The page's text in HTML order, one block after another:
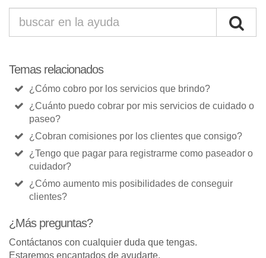
Temas relacionados
¿Cómo cobro por los servicios que brindo?
¿Cuánto puedo cobrar por mis servicios de cuidado o
paseo?
¿Cobran comisiones por los clientes que consigo?
¿Tengo que pagar para registrarme como paseador o
cuidador?
¿Cómo aumento mis posibilidades de conseguir
clientes?
¿Más preguntas?
Contáctanos con cualquier duda que tengas.
Estaremos encantados de ayudarte.